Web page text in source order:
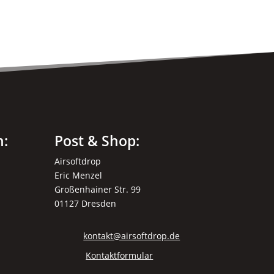
Post & Shop:
Airsoftdrop
Eric Menzel
Großenhainer Str. 99
01127 Dresden
kontakt@airsoftdrop.de
Kontaktformular